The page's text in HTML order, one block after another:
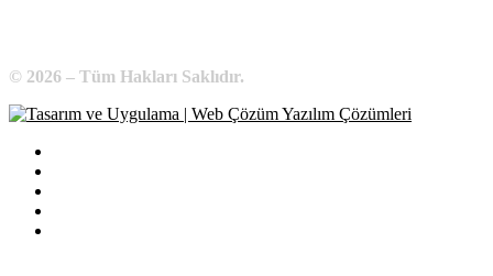
© 2026 – Tüm Hakları Saklıdır.